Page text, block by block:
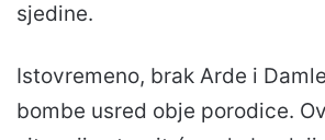
sjedine.
Istovremeno, brak Arde i
bombe usred obje porodice.